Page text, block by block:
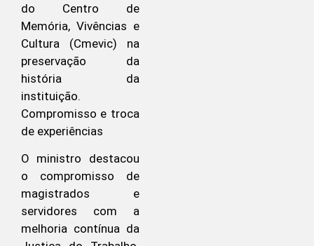
do Centro de
Memória, Vivências e
Cultura (Cmevic) na
preservação da
história da
instituição.
Compromisso e troca
de experiências
O ministro destacou
o compromisso de
magistrados e
servidores com a
melhoria contínua da